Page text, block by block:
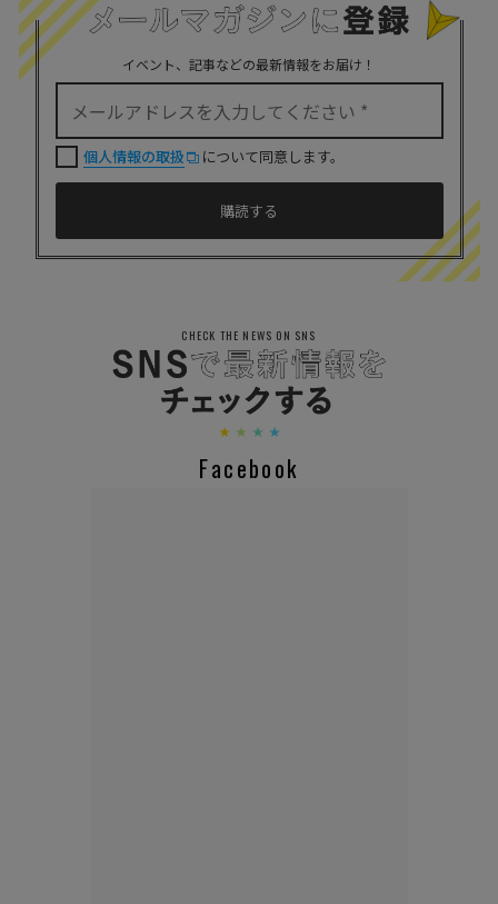
イベント、記事などの最新情報をお届け！
個人情報の取扱 について同意します。
CHECK THE NEWS ON SNS
Facebook